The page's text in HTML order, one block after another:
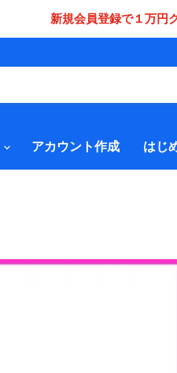
新規会員登録で１万円
アカウント作成 はじ